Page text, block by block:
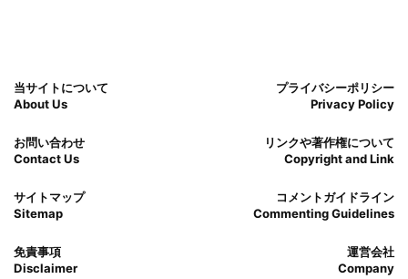
当サイトについて
About Us
プライバシーポリシー
Privacy Policy
お問い合わせ
Contact Us
リンクや著作権について
Copyright and Link
サイトマップ
Sitemap
コメントガイドライン
Commenting Guidelines
免責事項
Disclaimer
運営会社
Company